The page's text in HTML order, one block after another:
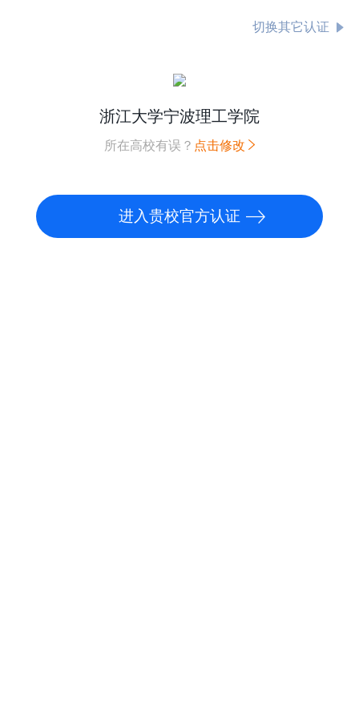
切换其它认证
浙江大学宁波理工学院
所在高校有误？ 点击修改
进入贵校官方认证